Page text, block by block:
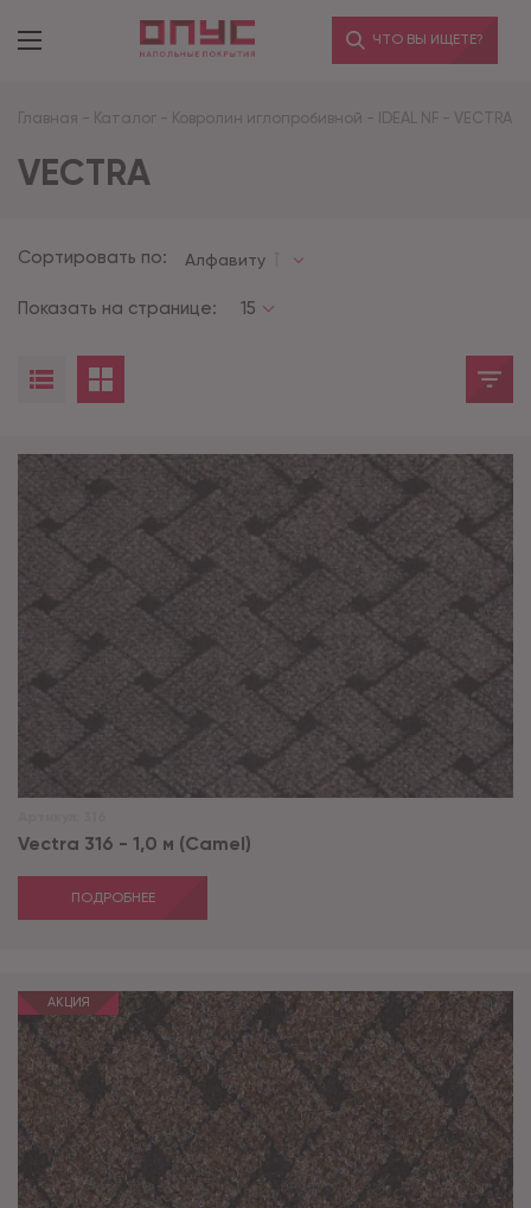
ЧТО ВЫ ИЩЕТЕ?
Главная - Каталог - Ковролин иглопробивной - IDEAL NF - VECTRA
VECTRA
Сортировать по: Алфавиту
Показать на странице: 15
Vectra 316 - 1,0 м (Camel)
ПОДРОБНЕЕ
АКЦИЯ